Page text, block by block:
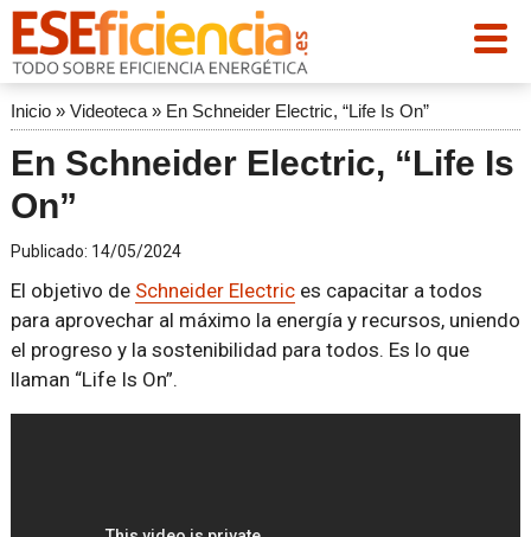
Inicio» Videoteca» En Schneider Electric, “Life Is On”
En Schneider Electric, “Life Is
On”
Publicado: 14/05/2024
El objetivo de Schneider Electrices capacitar a todos
para aprovechar al máximo la energía y recursos, uniendo
el progreso y la sostenibilidad para todos. Es lo que
llaman “Life Is On”.